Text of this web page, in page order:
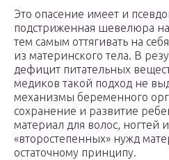
Это опасение имеет и
подстриженная шевелюра
тем самым оттягивать на
из материнского тела. В
дефицит питательных
медиков такой подход не
механизмы беременного
сохранение и развитие
материал для волос, ногтей
«второстепенных» нужд
остаточному принципу.